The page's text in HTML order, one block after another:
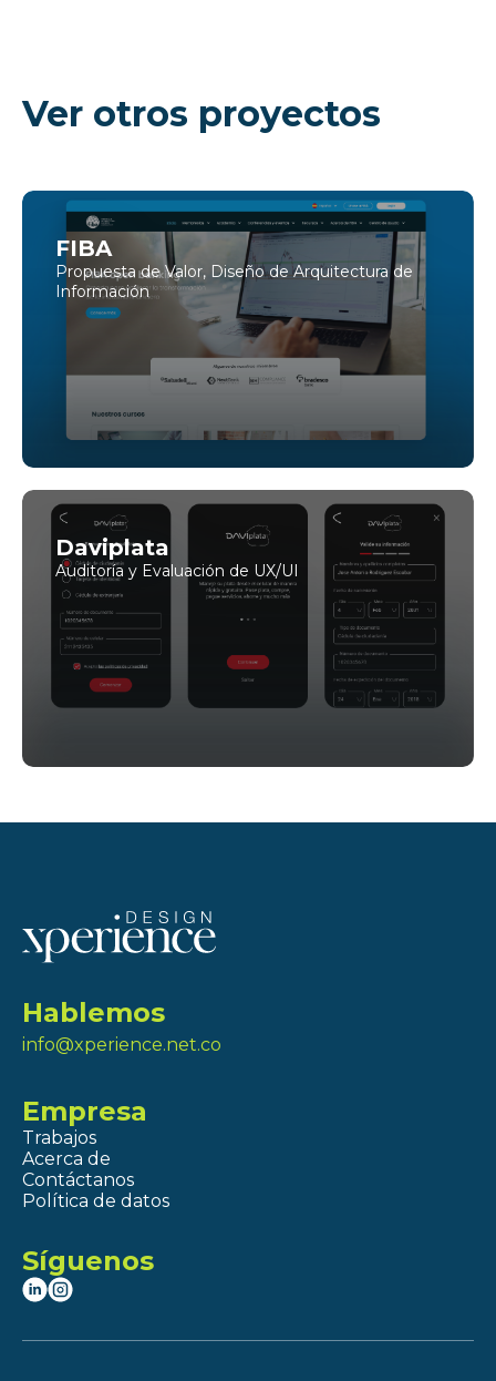
Ver otros proyectos
FIBA
Propuesta de Valor, Diseño de Arquitectura de
Información
Daviplata
Auditoría y Evaluación de UX/UI
Hablemos
info@xperience.net.co
Empresa
Trabajos
Acerca de
Contáctanos
Política de datos
Síguenos